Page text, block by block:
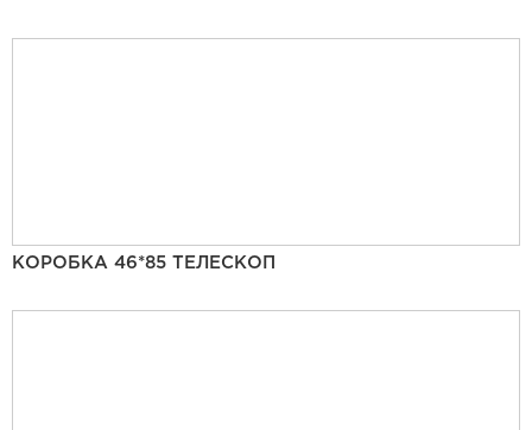
КОРОБКА 46*85 ТЕЛЕСКОП